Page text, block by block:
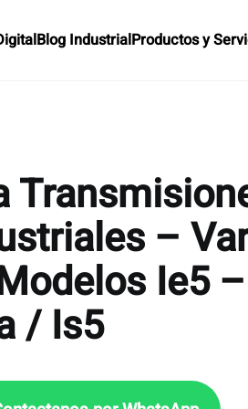
Blog IndustrialProductos y
–
Ie5
/ Is5